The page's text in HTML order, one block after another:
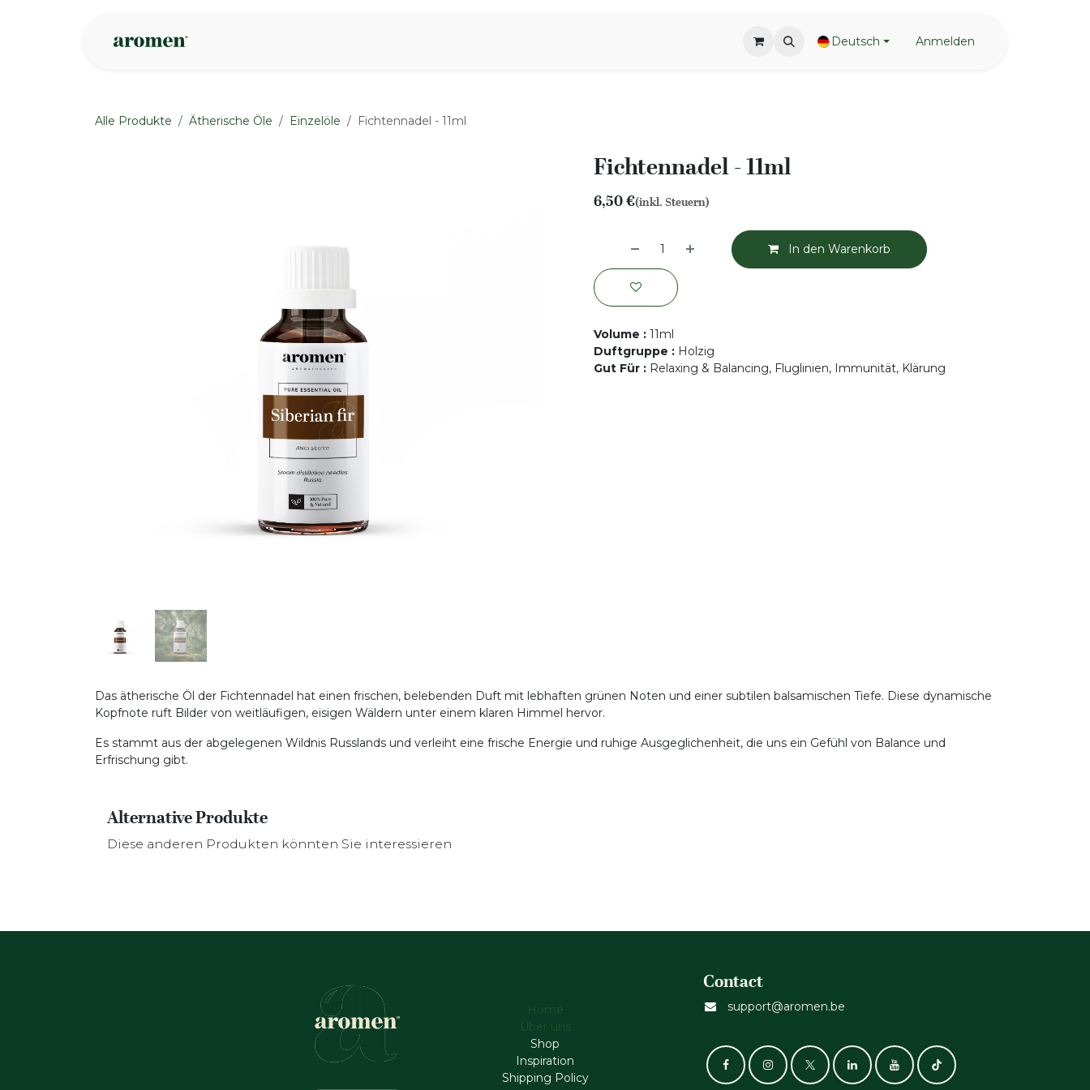
Deutsch Anmelden
Alle Produkte Ätherische Öle Einzelöle Fichtennadel - 11ml
Fichtennadel - 11ml
6,50€(inkl. Steuern)
In den Warenkorb
Volume : 11ml
Duftgruppe : Holzig
Gut Für : Relaxing & Balancing, Fluglinien, Immunität, Klärung
Das ätherische Öl der Fichtennadel hat einen frischen, belebenden Duft mit lebhaften grünen Noten und einer subtilen balsamischen Tiefe. Diese dynamische
Kopfnote ruft Bilder von weitläufigen, eisigen Wäldern unter einem klaren Himmel hervor.
Es stammt aus der abgelegenen Wildnis Russlands und verleiht eine frische Energie und ruhige Ausgeglichenheit, die uns ein Gefühl von Balance und
Erfrischung gibt.
Alternative Produkte
Diese anderen Produkten könnten Sie interessieren
Home
Über uns
Shop
Inspiration
Shipping Policy
Contact
support@aromen.be